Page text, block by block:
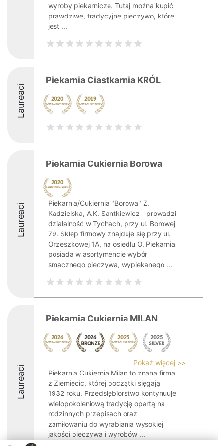
wyroby piekarnicze. Tutaj można kupić
prawdziwe, tradycyjne pieczywo, które
jest ...
Laureaci
Piekarnia Ciastkarnia KRÓL
Laureaci
Piekarnia Cukiernia Borowa
Piekarnia/Cukiernia "Borowa" Z.
Kadzielska, A.K. Santkiewicz - prowadzi
działalność w Tychach, przy ul. Borowej
79. Sklep firmowy znajduje się przy ul.
Orzeszkowej 1A, na osiedlu O. Piekarnia
posiada w asortymencie wybór
smacznego pieczywa, wypiekanego ...
Laureaci
Piekarnia Cukiernia MILAN
Pokaż więcej >>
Piekarnia Cukiernia Milan to znana firma
z Ziemięcic, której początki sięgają
1932 roku. Przedsiębiorstwo kontynuuje
wielopokoleniową tradycję opartą na
rodzinnych przepisach oraz
zamiłowaniu do wyrabiania wysokiej
jakości pieczywa i wyrobów ...